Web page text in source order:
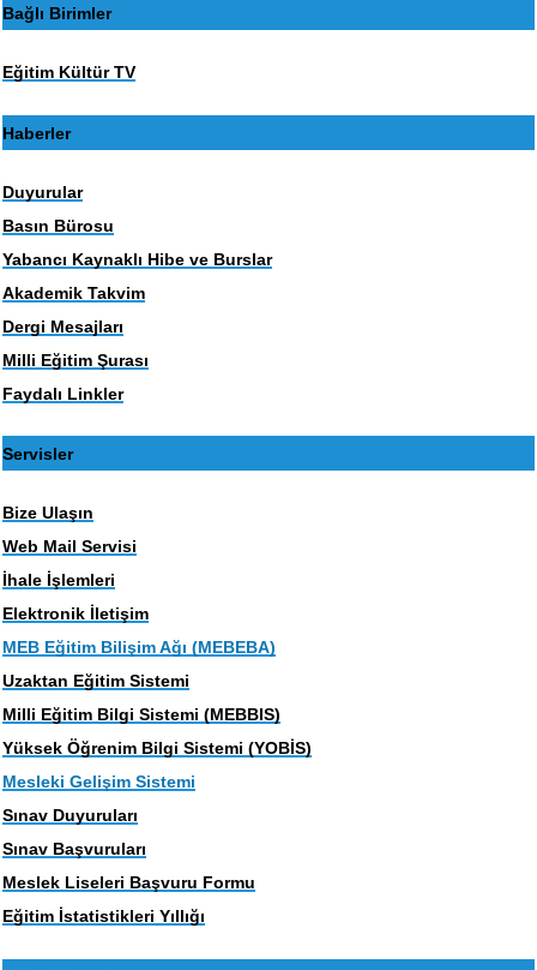
Bağlı Birimler
Eğitim Kültür TV
Haberler
Duyurular
Basın Bürosu
Yabancı Kaynaklı Hibe ve Burslar
Akademik Takvim
Dergi Mesajları
Milli Eğitim Şurası
Faydalı Linkler
Servisler
Bize Ulaşın
Web Mail Servisi
İhale İşlemleri
Elektronik İletişim
MEB Eğitim Bilişim Ağı (MEBEBA)
Uzaktan Eğitim Sistemi
Milli Eğitim Bilgi Sistemi (MEBBIS)
Yüksek Öğrenim Bilgi Sistemi (YOBİS)
Mesleki Gelişim Sistemi
Sınav Duyuruları
Sınav Başvuruları
Meslek Liseleri Başvuru Formu
Eğitim İstatistikleri Yıllığı